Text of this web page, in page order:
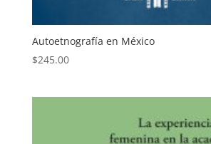
Autoetnografía en México
$245.00